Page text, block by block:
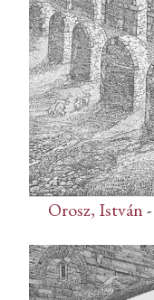
Orosz, István-